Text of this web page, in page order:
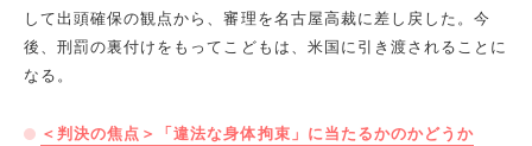
して出頭確保の観点から、審理を名古屋高裁に差し戻した。今
後、刑罰の裏付けをもってこどもは、米国に引き渡されることに
なる。
＜判決の焦点＞「違法な身体拘束」に当たるかのかどうか